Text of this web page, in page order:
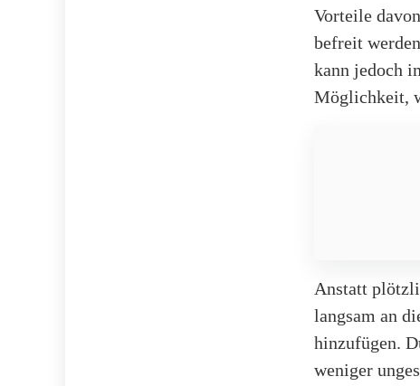
Vorteile
befreit
kann jedoch
Möglichkeit,
Anstatt
langsam an
hinzufügen.
weniger